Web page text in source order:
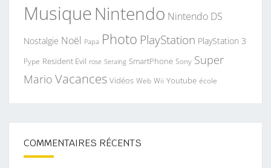
MusiqueNintendo Nintendo DS
Nostalgie Noël Papa Photo PlayStation PlayStation 3
Pype Resident Evil rose Seraing SmartPhone Sony Super
Mario Vacances Vidéos Web Wii Youtube école
COMMENTAIRES RÉCENTS